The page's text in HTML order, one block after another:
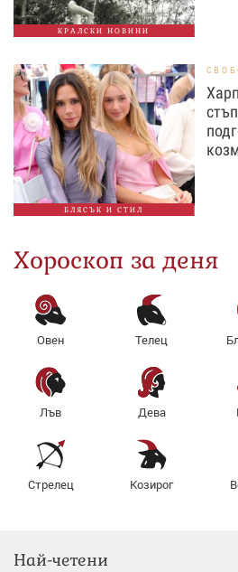
КРАЛСКИ НОВИНИ
БЛЯСЪК И СТИЛ
Хороскоп за деня
Овен Телец
Лъв Дева
Стрелец Козирог
Най-четени